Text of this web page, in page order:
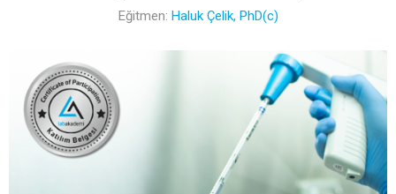
Eğitmen: Haluk Çelik, PhD(c)